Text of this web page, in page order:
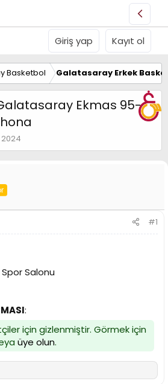
Giriş yap Kayıt ol
Basketbol Galatasaray Erkek
Ekmas 95-
#1
Salonu
:
için gizlenmiştir. Görmek için
üye olun.